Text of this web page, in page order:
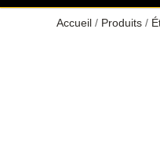
Accueil / Produits /